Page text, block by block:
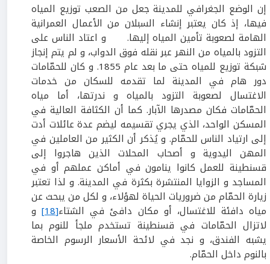
إن الوضع الجغرافي للمدينة جعل من الصعب توزيع المياه
فيها، إذ كان يعتبر إنشاء السبلان من الأعمال العمرانية
الهامة لصعوبة تأمين المياه إليها. و اعتاد الناس على
التزود بالمياه من النهر عبر نقله فوق الدواب، و لم يتم إنجاز
شبكة توزيع للمياه حتى ما بعد عام 1855. و كان للحمّامات
دور هام في المدينة لما تقدمه للسكان من خدمات
الاغتسال لصعوبة التزود بالمياه و ندرتها، أما مياه
الحمّامات فكان مصدرها الآبار. كما أن الكثافة العالية في
المسكن الواحد، الذي يجري تقسيمه ليضم عدة عائلات أدت
إلى ارتياد الناس للحمّام. و يُذكر أن الكثير من العاملين في
المهن اليدوية و أصحاب المحلات الذين هاجروا إلى
قسنطينة للعمل كانوا ينامون في أماكن عملهم أو في
المساجد و الزوايا المنتشرة بكثرة في المدينة. و لذا تعتبر
زيارة الحمّام من ضروريات الحياة لهؤلاء، و لكل من يبحث عن
مياه دافئة للاغتسال، أو مكان دافئ في الشتاء[18]
و
لاتزال الحمّامات في قسنطينة تستخدم ملجأ للنوم بما
يشبه الفندق، و نجد في لائحة الأسعار الرسوم الخاصة
بالنوم داخل الحمّام.